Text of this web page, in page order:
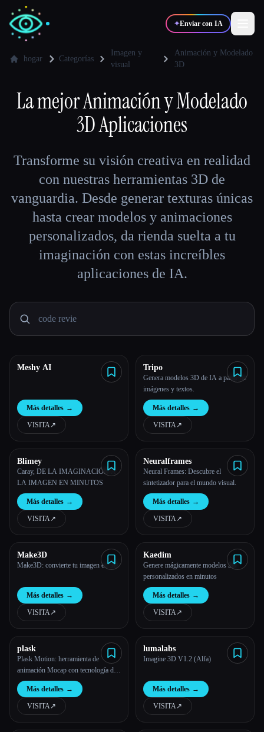
✦Enviar con IA
Desarrolladores 📈Marketers
🎓Estudiantes 🎬Creadores
Comparar herramientas
Acerca de
hogar Categorías
Imagen y
visual
Animación y Modelado
3D
La mejorAnimación y Modelado
3DAplicaciones
Transforme su visión creativa en realidad
con nuestras herramientas 3D de
vanguardia. Desde generar texturas únicas
hasta crear modelos y animaciones
personalizados, da rienda suelta a tu
imaginación con estas increíbles
aplicaciones de IA.
Meshy AI
Más detalles →
VISITA↗︎
Tripo
Genera modelos 3D de IA a partir de
imágenes y textos.
Más detalles →
VISITA↗︎
Blimey
Caray, DE LA IMAGINACIÓN A
LA IMAGEN EN MINUTOS
Más detalles →
VISITA↗︎
Neuralframes
Neural Frames: Descubre el
sintetizador para el mundo visual.
Más detalles →
VISITA↗︎
Make3D
Make3D: convierte tu imagen en 3D
Más detalles →
VISITA↗︎
Kaedim
Genere mágicamente modelos 3D
personalizados en minutos
Más detalles →
VISITA↗︎
plask
Plask Motion: herramienta de
animación Mocap con tecnología de
IA
Más detalles →
VISITA↗︎
lumalabs
Imagine 3D V1.2 (Alfa)
Más detalles →
VISITA↗︎